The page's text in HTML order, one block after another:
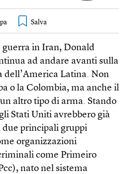
guerra in Iran, Donald
ad andare avanti sulla
dell’America Latina. Non
o la Colombia, ma anche il
altro tipo di arma. Stando
Stati Uniti avrebbero già
due principali gruppi
organizzazioni
come Primeiro
nato nel sistema